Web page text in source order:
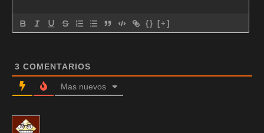
{} [+]
3 COMENTARIOS
Mas nuevos